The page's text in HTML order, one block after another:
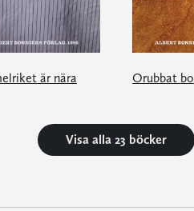
är nära Orubbat bo
Visa alla 23 böcker